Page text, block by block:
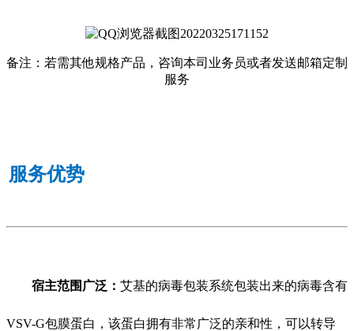
备注：若需其他规格产品，咨询本司业务员或者发送邮箱定制
服务
服务优势
宿主范围广泛： 艾基的病毒包装系统包装出来的病毒含有
VSV-G包膜蛋白，该蛋白拥有非常广泛的亲和性，可以转导